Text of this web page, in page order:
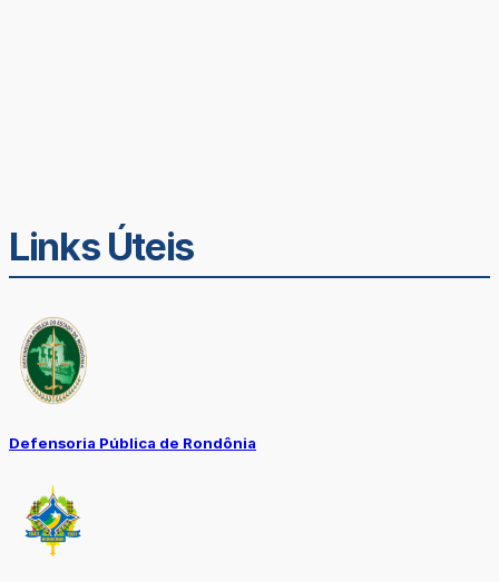
Links Úteis
Defensoria Pública de Rondônia